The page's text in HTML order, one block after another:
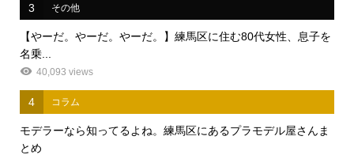
3 その他
【やーだ。やーだ。やーだ。】練馬区に住む80代女性、息子を
名乗...
40,093 views
4 コラム
モデラーなら知ってるよね。練馬区にあるプラモデル屋さんま
とめ